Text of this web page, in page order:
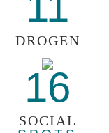
DROGEN
16
SOCIAL